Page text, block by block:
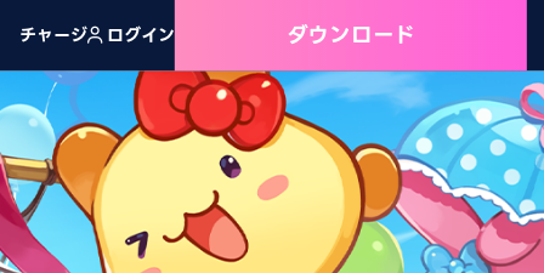
チャージ ログイン ダウンロード